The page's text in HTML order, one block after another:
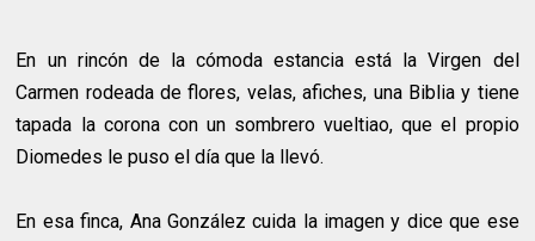
En un rincón de la cómoda estancia está la Virgen del
Carmen rodeada de flores, velas, afiches, una Biblia y tiene
tapada la corona con un sombrero vueltiao, que el propio
Diomedes le puso el día que la llevó.
En esa finca, Ana González cuida la imagen y dice que ese